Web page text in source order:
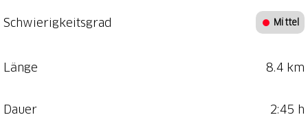
Schwierigkeitsgrad Mittel
Länge 8.4 km
Dauer 2:45 h